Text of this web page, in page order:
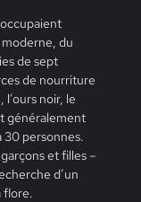
du
de sept
de nourriture
noir, le
généralement
30 personnes.
et filles –
d’un
flore.